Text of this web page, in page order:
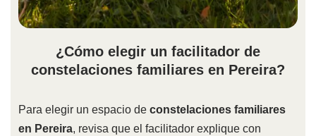
¿Cómo elegir un facilitador de
constelaciones familiares en Pereira?
Para elegir un espacio de constelaciones familiares
en Pereira, revisa que el facilitador explique con